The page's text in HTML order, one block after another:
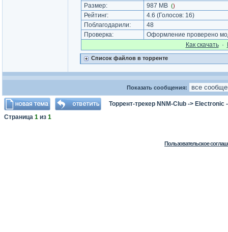
Размер:
987 MB ()
Рейтинг: 4.6 (Голосов: 16)
Поблагодарили:
48
Проверка:
Оформление проверено
Как cкачать·
Список файлов в торренте
Показать сообщения:
Торрент-трекер NNM-Club -> Electronic
Страница 1 из 1
Пользовательское